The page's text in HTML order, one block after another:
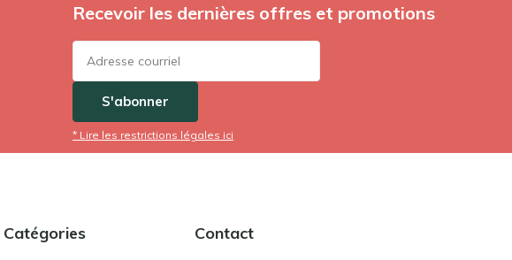
Recevoir les dernières offres et promotions
S'abonner
* Lire les restrictions légales ici
Catégories Contact